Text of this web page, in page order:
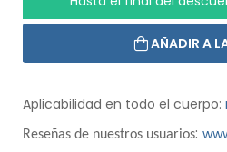
AÑADIR A
Aplicabilidad en todo el cuerpo:
Reseñas de nuestros usuarios: